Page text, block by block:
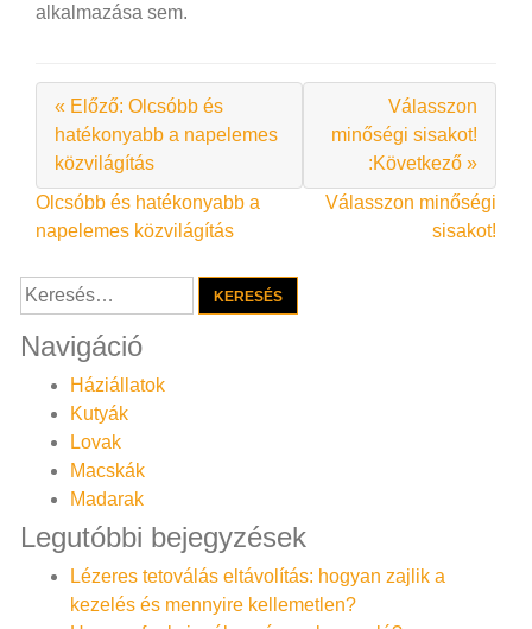
alkalmazása sem.
« Előző: Olcsóbb és
hatékonyabb a napelemes
közvilágítás
Válasszon
minőségi sisakot!
:Következő »
Bejegyzés
navigáció
Olcsóbb és hatékonyabb a
napelemes közvilágítás
Válasszon minőségi
sisakot!
Keresés:
Navigáció
Háziállatok
Kutyák
Lovak
Macskák
Madarak
Legutóbbi bejegyzések
Lézeres tetoválás eltávolítás: hogyan zajlik a
kezelés és mennyire kellemetlen?